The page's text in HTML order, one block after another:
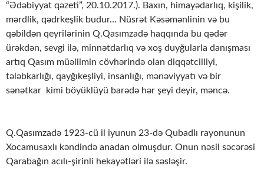
“Ədəbiyyat qəzeti”, 20.10.2017.). Baxın, himayədarlıq, kişilik,
mərdlik, qədrkeşlik budur… Nüsrət Kəsəmənlinin və bu
qəbildən qeyrilərinin Q.Qasımzadə haqqında bu qədər
ürəkdən, sevgi ilə, minnətdarlıq və xoş duyğularla danışması
artıq Qasım müəllimin cövhərində olan diqqətcilliyi,
tələbkarlığı, qayğıkeşliyi, insanlığı, mənəviyyatı və bir
sənətkar kimi böyüklüyü barədə hər şeyi deyir, məncə.
Q.Qasımzadə 1923-cü il iyunun 23-də Qubadlı rayonunun
Xocamusaxlı kəndində anadan olmuşdur. Onun nəsil səcərəsi
Qarabağın acılı-şirinli hekayətləri ilə səsləşir.